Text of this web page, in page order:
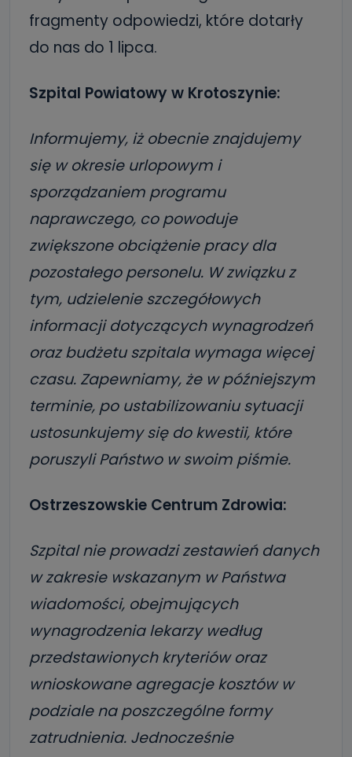
fragmenty odpowiedzi, które dotarły
do nas do 1 lipca.
Szpital Powiatowy w Krotoszynie:
Informujemy, iż obecnie znajdujemy
się w okresie urlopowym i
sporządzaniem programu
naprawczego, co powoduje
zwiększone obciążenie pracy dla
pozostałego personelu. W związku z
tym, udzielenie szczegółowych
informacji dotyczących wynagrodzeń
oraz budżetu szpitala wymaga więcej
czasu. Zapewniamy, że w późniejszym
terminie, po ustabilizowaniu sytuacji
ustosunkujemy się do kwestii, które
poruszyli Państwo w swoim piśmie.
Ostrzeszowskie Centrum Zdrowia:
Szpital nie prowadzi zestawień danych
w zakresie wskazanym w Państwa
wiadomości, obejmujących
wynagrodzenia lekarzy według
przedstawionych kryteriów oraz
wnioskowane agregacje kosztów w
podziale na poszczególne formy
zatrudnienia. Jednocześnie